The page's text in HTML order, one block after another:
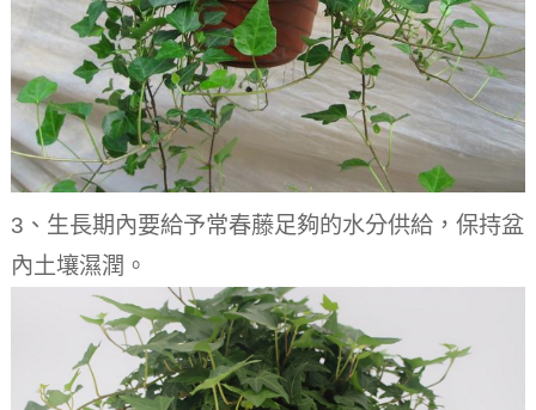
3、生長期內要給予常春藤足夠的水分供給，保持盆
內土壤濕潤。